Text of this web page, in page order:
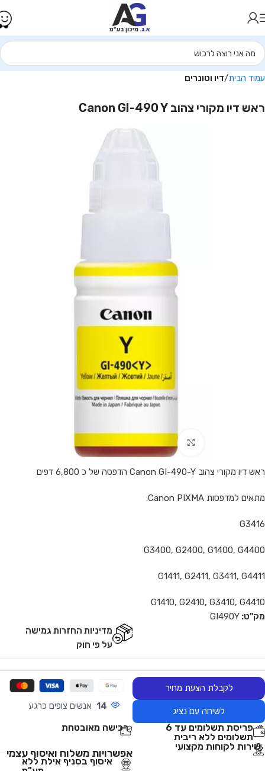
עמוד הבית דיו וטונרים
ראש דיו מקורי צהוב Canon GI-490 Y
Click to enlarge
ראש דיו מקורי צהוב Canon GI-490-Y הדפסה של כ 6,800 דפים
מתאים למדפסות Canon PIXMA:
G3416
G3400, G2400, G1400, G4400
G1411, G2411, G3411, G4411
G1410, G2410, G3410, G4410
מק"ט: GI490Y
מדיניות החזרות גמישה
על פי חוק
לקבלת הצעת מחיר
לשיחה עם נציג 14 אנשים צופים כרגע
פריסת תשלומים עד 6
תשלומים ללא ריבית
רכישה מאובטחת
שירות לקוחות מקצועי
אפשרויות משלוח ואיסוף עצמי
איסוף בסניף אילת ללא